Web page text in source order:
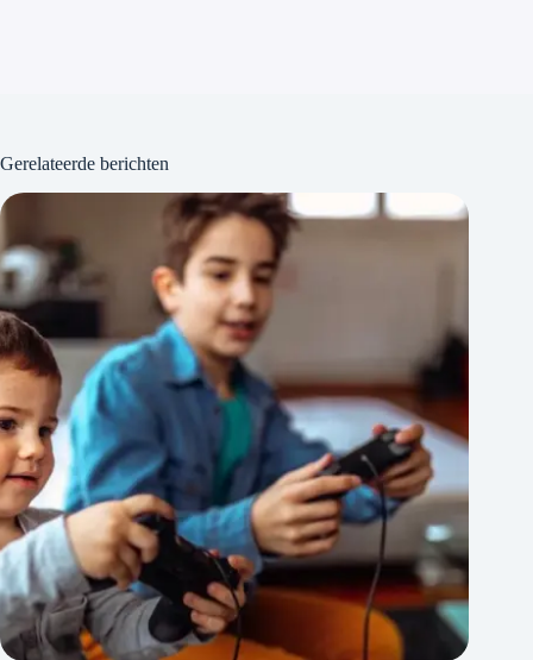
Gerelateerde berichten